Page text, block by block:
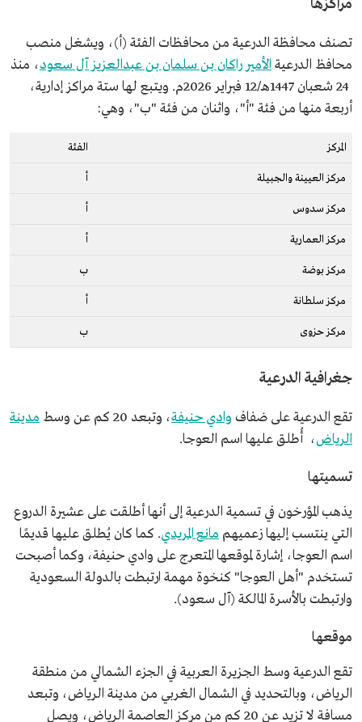
مراكزها
تصنف محافظة الدرعية من محافظات الفئة (أ)، ويشغل منصب
محافظ الدرعية الأمير راكان بن سلمان بن عبدالعزيز آل سعود، منذ
24 شعبان 1447هـ/12 فبراير 2026م. ويتبع لها ستة مراكز إدارية،
أربعة منها من فئة "أ"، واثنان من فئة "ب"، وهي:
المركز الفئة
مركز العيينة والجبيلة أ
مركز سدوس أ
مركز العمارية أ
مركز بوضة ب
مركز سلطانة أ
مركز حزوى ب
جغرافية الدرعية
تقع الدرعية على ضفاف وادي حنيفة، وتبعد 20 كم عن وسط
مدينة
الرياض، أُطلق عليها اسم العوجا.
تسميتها
يذهب المؤرخون في تسمية الدرعية إلى أنها أطلقت على عشيرة الدروع
التي ينتسب إليها زعميهم مانع المريدي. كما كان يُطلق عليها قديمًا
اسم العوجا، إشارة لموقعها المتعرج على وادي حنيفة، وكما أصبحت
تستخدم "أهل العوجا" كنخوة مهمة ارتبطت بالدولة السعودية
وارتبطت بالأسرة المالكة (آل سعود).
موقعها
تقع الدرعية وسط الجزيرة العربية في الجزء الشمالي من منطقة
الرياض، وبالتحديد في الشمال الغربي من مدينة الرياض، وتبعد
مسافة لا تزيد عن 20 كم من مركز العاصمة الرياض، ويصل